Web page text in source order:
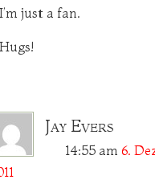
I’m just a fan.
Hugs!
Jay Evers
14:55 am 6.